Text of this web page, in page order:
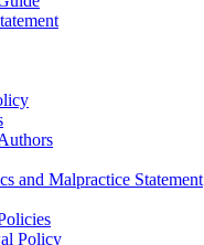
and Malpractice Statement
Policy